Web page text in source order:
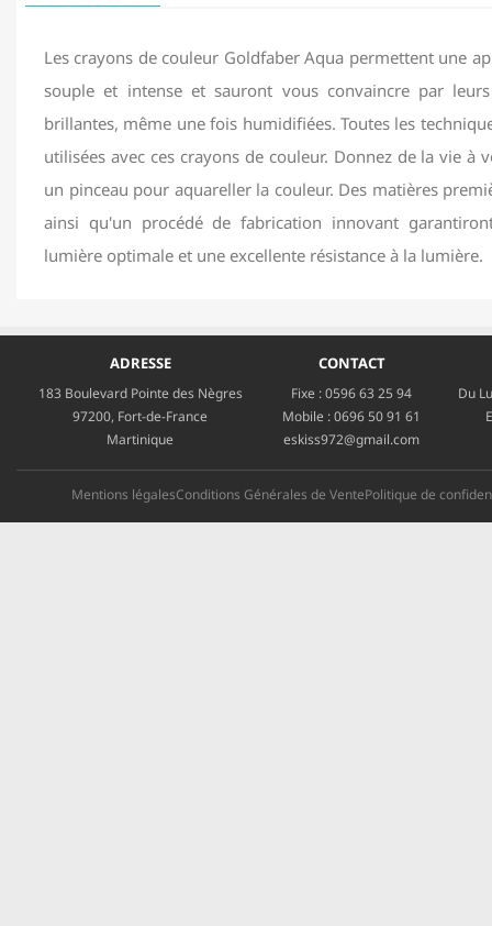
Les crayons de couleur Goldfaber Aqua permettent une
souple et intense et sauront vous convaincre par
brillantes, même une fois humidifiées. Toutes les
utilisées avec ces crayons de couleur. Donnez de la vie à
un pinceau pour aquareller la couleur. Des matières
ainsi qu'un procédé de fabrication innovant
lumière optimale et une excellente résistance à la lumière.
ADRESSE
183 Boulevard Pointe des Nègres
97200, Fort-de-France
Martinique
CONTACT
Fixe :0596 63 25 94
Mobile :0696 50 91 61
eskiss972@gmail.com
Du
Mentions légalesConditions Générales de VentePolitique de